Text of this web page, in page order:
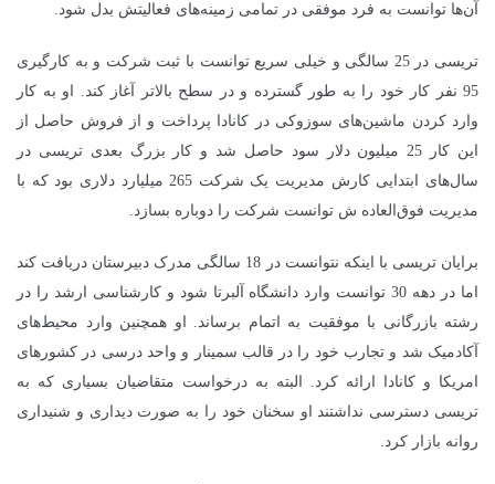
آن‌ها توانست به فرد موفقی در تمامی زمینه‌های فعالیتش بدل شود.
تریسی در 25 سالگی و خیلی سریع توانست با ثبت شرکت و به کارگیری
95 نفر کار خود را به طور گسترده و در سطح بالاتر آغاز کند. او به کار
وارد کردن ماشین‌های سوزوکی در کانادا پرداخت و از فروش حاصل از
این کار 25 میلیون دلار سود حاصل شد و کار بزرگ بعدی تریسی در
سال‌های ابتدایی کارش مدیریت یک شرکت 265 میلیارد دلاری بود که با
مدیریت فوق‌العاده ش توانست شرکت را دوباره بسازد.
برایان تریسی با اینکه نتوانست در 18 سالگی مدرک دبیرستان دریافت کند
اما در دهه 30 توانست وارد دانشگاه آلبرتا شود و کارشناسی ارشد را در
رشته بازرگانی با موفقیت به اتمام برساند. او همچنین وارد محیط‌های
آکادمیک شد و تجارب خود را در قالب سمینار و واحد درسی در کشورهای
امریکا و کانادا ارائه کرد. البته به درخواست متقاضیان بسیاری که به
تریسی دسترسی نداشتند او سخنان خود را به صورت دیداری و شنیداری
روانه بازار کرد.